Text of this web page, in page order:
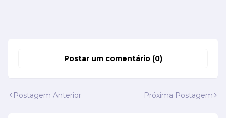
Postar um comentário (0)
Postagem Anterior Próxima Postagem